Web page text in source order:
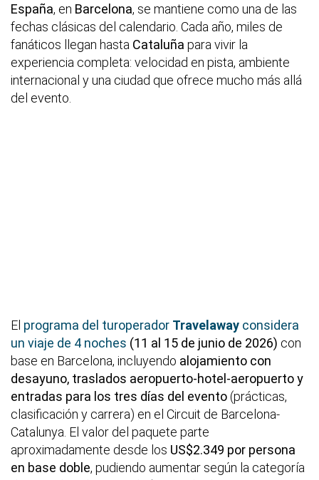
España, en Barcelona, se mantiene como una de las
fechas clásicas del calendario. Cada año, miles de
fanáticos llegan hasta Cataluña para vivir la
experiencia completa: velocidad en pista, ambiente
internacional y una ciudad que ofrece mucho más allá
del evento.
El programa del turoperador Travelaway considera
un viaje de 4 noches (11 al 15 de junio de 2026) con
base en Barcelona, incluyendo alojamiento con
desayuno, traslados aeropuerto-hotel-aeropuerto y
entradas para los tres días del evento (prácticas,
clasificación y carrera) en el Circuit de Barcelona-
Catalunya. El valor del paquete parte
aproximadamente desde los US$2.349 por persona
en base doble, pudiendo aumentar según la categoría